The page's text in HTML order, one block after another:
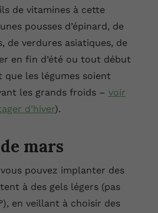
de vitamines à cette
pousses d’épinard, de
de verdures asiatiques, de
en fin d’été ou tout début
que les légumes soient
les grands froids – voir
d’hiver).
mars
pouvez implanter des
à des gels légers (pas
en veillant à choisir des